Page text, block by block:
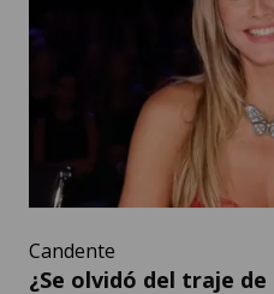
Candente
¿Se olvidó del traje